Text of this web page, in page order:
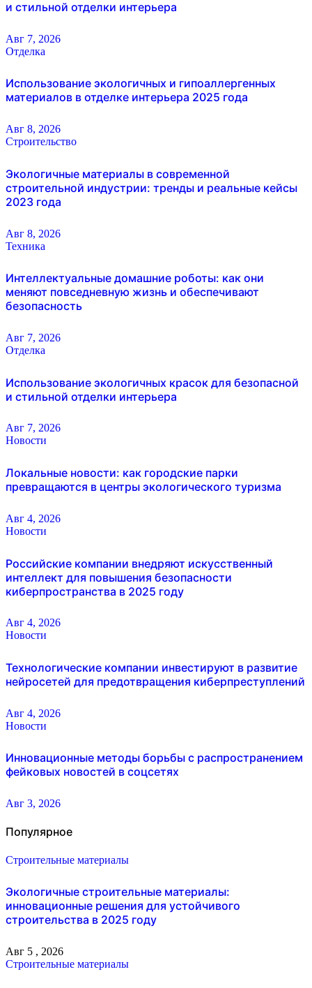
и стильной отделки интерьера
Авг 7, 2026
Отделка
Использование экологичных и гипоаллергенных
материалов в отделке интерьера 2025 года
Авг 8, 2026
Строительство
Экологичные материалы в современной
строительной индустрии: тренды и реальные кейсы
2023 года
Авг 8, 2026
Техника
Интеллектуальные домашние роботы: как они
меняют повседневную жизнь и обеспечивают
безопасность
Авг 7, 2026
Отделка
Использование экологичных красок для безопасной
и стильной отделки интерьера
Авг 7, 2026
Новости
Локальные новости: как городские парки
превращаются в центры экологического туризма
Авг 4, 2026
Новости
Российские компании внедряют искусственный
интеллект для повышения безопасности
киберпространства в 2025 году
Авг 4, 2026
Новости
Технологические компании инвестируют в развитие
нейросетей для предотвращения киберпреступлений
Авг 4, 2026
Новости
Инновационные методы борьбы с распространением
фейковых новостей в соцсетях
Авг 3, 2026
Популярное
Строительные материалы
Экологичные строительные материалы:
инновационные решения для устойчивого
строительства в 2025 году
Авг 5 , 2026
Строительные материалы